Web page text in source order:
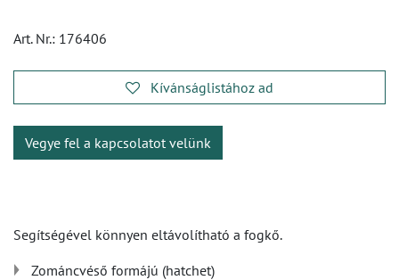
Art. Nr.: 176406
Kívánságlistához ad
Vegye fel a kapcsolatot velünk
Segítségével könnyen eltávolítható a fogkő.
Zománcvéső formájú (hatchet)